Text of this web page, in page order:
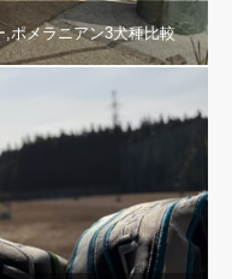
ポメラニアン3犬種比較